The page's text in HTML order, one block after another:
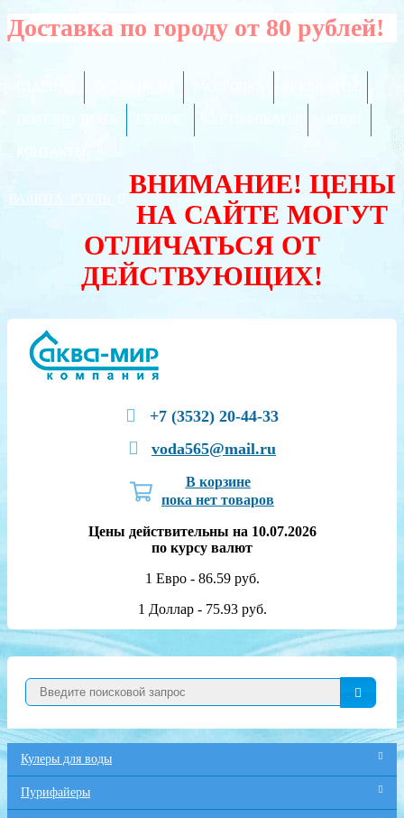
Доставка по городу от 80 рублей!
ВАЛЮТА:
ВНИМАНИЕ! ЦЕНЫ
НА САЙТЕ МОГУТ
ОТЛИЧАТЬСЯ ОТ
ДЕЙСТВУЮЩИХ!
+7 (3532) 20-44-33
voda565@mail.ru
В корзине
пока нет товаров
Цены действительны на 10.07.2026
по курсу валют
1 Евро - 86.59 руб.
1 Доллар - 75.93 руб.
Кулеры для воды
Пурифайеры